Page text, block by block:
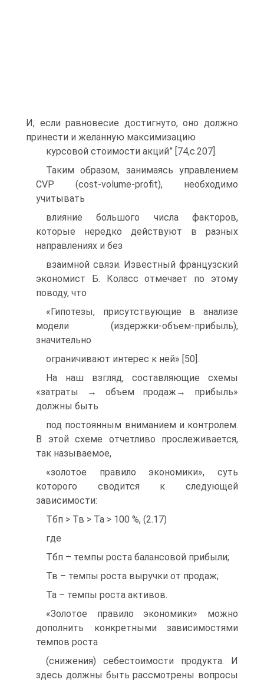
И, если равновесие достигнуто, оно должно
принести и желанную максимизацию
курсовой стоимости акций” [74,c.207].
Таким образом, занимаясь управлением
CVP (cost-volume-profit), необходимо
учитывать
влияние большого числа факторов,
которые нередко действуют в разных
направлениях и без
взаимной связи. Известный французский
экономист Б. Коласс отмечает по этому
поводу, что
«Гипотезы, присутствующие в анализе
модели (издержки-объем-прибыль),
значительно
ограничивают интерес к ней» [50].
На наш взгляд, составляющие схемы
«затраты → объем продаж→ прибыль»
должны быть
под постоянным вниманием и контролем.
В этой схеме отчетливо прослеживается,
так называемое,
«золотое правило экономики», суть
которого сводится к следующей
зависимости:
Тбп > Тв > Та > 100 %, (2.17)
где
Тбп – темпы роста балансовой прибыли;
Тв – темпы роста выручки от продаж;
Та – темпы роста активов.
«Золотое правило экономики» можно
дополнить конкретными зависимостями
темпов роста
(снижения) себестоимости продукта. И
здесь должны быть рассмотрены вопросы